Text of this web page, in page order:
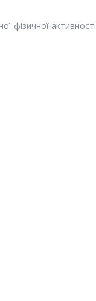
фізичної активності